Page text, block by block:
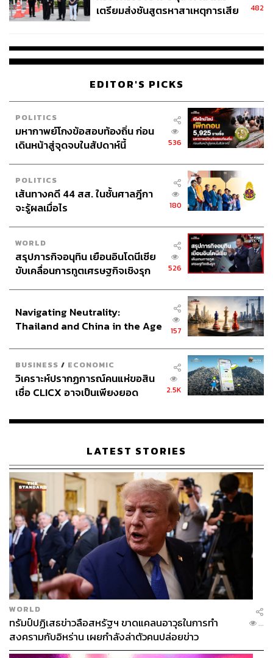
เตรียมส่งชันสูตรหาสาเหตุการเสีย
482
EDITOR'S PICKS
POLITICS
มหากาพย์โกงข้อสอบท้องถิ่น ก่อน
เดินหน้าสู่จุดจบในสัปดาห์นี้
536
POLITICS
เส้นทางคดี 44 สส. ในชั้นศาลฎีกา
จะรู้ผลเมื่อไร
180
WORLD
สรุปภารกิจอนุทิน เยือนอินโดนีเซีย
ขับเคลื่อนการทูตเศรษฐกิจเชิงรุก
526
Navigating Neutrality:
Thailand and China in the Age
157
BUSINESS / ECONOMIC
วิเคราะห์ปรากฏการณ์คนแห่ขอสิน
เชื่อ CLICX อาจเป็นเพียงยอด
เรือนไทยที่ถูกซุกไว้
2.5K
LATEST STORIES
WORLD
ทรัมป์ปฏิเสธข่าวลือสหรัฐฯ ขาดแคลนอาวุธในการทำ
สงครามกับอิหร่าน เผยกำลังล่าตัวคนปล่อยข่าว
...